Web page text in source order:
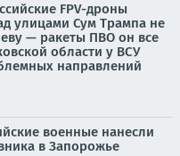
FPV-дроны
улицами Сум Трампа не
— ракеты ПВО он все
области у ВСУ
направлений
военные нанесли
в Запорожье